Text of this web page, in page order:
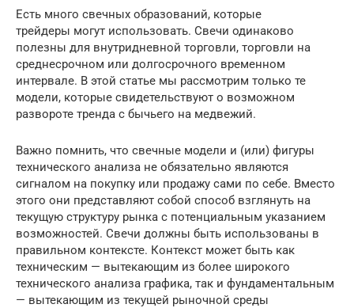
Есть много свечных образований, которые
трейдеры могут использовать. Свечи одинаково
полезны для внутридневной торговли, торговли на
среднесрочном или долгосрочного временном
интервале. В этой статье мы рассмотрим только те
модели, которые свидетельствуют о возможном
развороте тренда с бычьего на медвежий.
Важно помнить, что свечные модели и (или) фигуры
технического анализа не обязательно являются
сигналом на покупку или продажу сами по себе. Вместо
этого они представляют собой способ взглянуть на
текущую структуру рынка с потенциальным указанием
возможностей. Свечи должны быть использованы в
правильном контексте. Контекст может быть как
техническим — вытекающим из более широкого
технического анализа графика, так и фундаментальным
— вытекающим из текущей рыночной среды